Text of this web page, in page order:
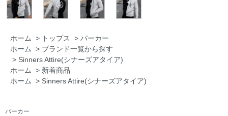
ホーム > トップス > パーカー
ホーム
> ブランド一覧から探す
> Sinners Attire(シナーズアタイア)
ホーム
> 新着商品
ホーム
> Sinners Attire(シナーズアタイア)
パーカー